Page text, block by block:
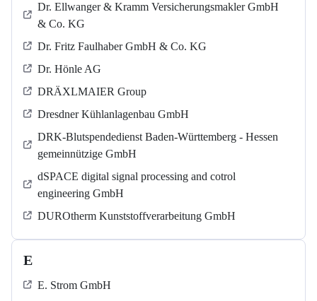
Dr. Ellwanger & Kramm Versicherungsmakler GmbH
& Co. KG
Dr. Fritz Faulhaber GmbH & Co. KG
Dr. Hönle AG
DRÄXLMAIER Group
Dresdner Kühlanlagenbau GmbH
DRK-Blutspendedienst Baden-Württemberg - Hessen
gemeinnützige GmbH
dSPACE digital signal processing and cotrol
engineering GmbH
DUROtherm Kunststoffverarbeitung GmbH
E
E. Strom GmbH